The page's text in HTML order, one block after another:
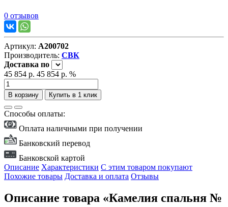
0 отзывов
Артикул: А200702
Производитель: СВК
Доставка по
45 854 р. 45 854 р. %
В корзину Купить в 1 клик
Способы оплаты:
Оплата наличными при получении
Банковский перевод
Банковской картой
Описание Характеристики С этим товаром покупают
Похожие товары Доставка и оплата Отзывы
Описание товара «Камелия спальня №